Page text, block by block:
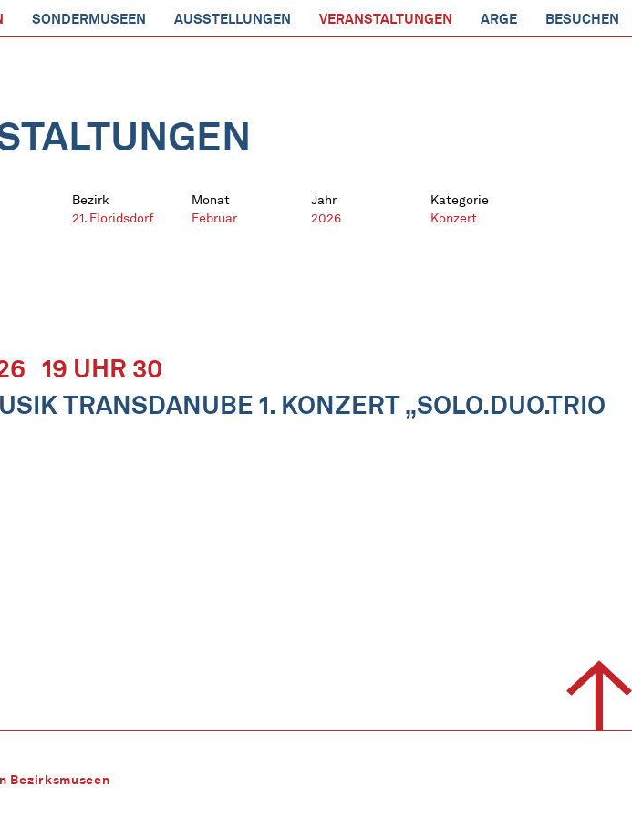
SONDERMUSEEN AUSSTELLUNGEN VERANSTALTUNGEN ARGE BESUCHEN
Bezirk
21. Floridsdorf
Monat
Februar
Jahr
2026
Kategorie
Konzert
19 UHR 30
TRANSDANUBE 1. KONZERT „SOLO.DUO.TRIO
Bezirksmuseen